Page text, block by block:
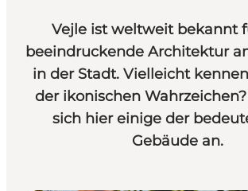
Vejle ist weltweit bekannt
beeindruckende Architektur
in der Stadt. Vielleicht
der ikonischen
sich hier einige der
Gebäude an.